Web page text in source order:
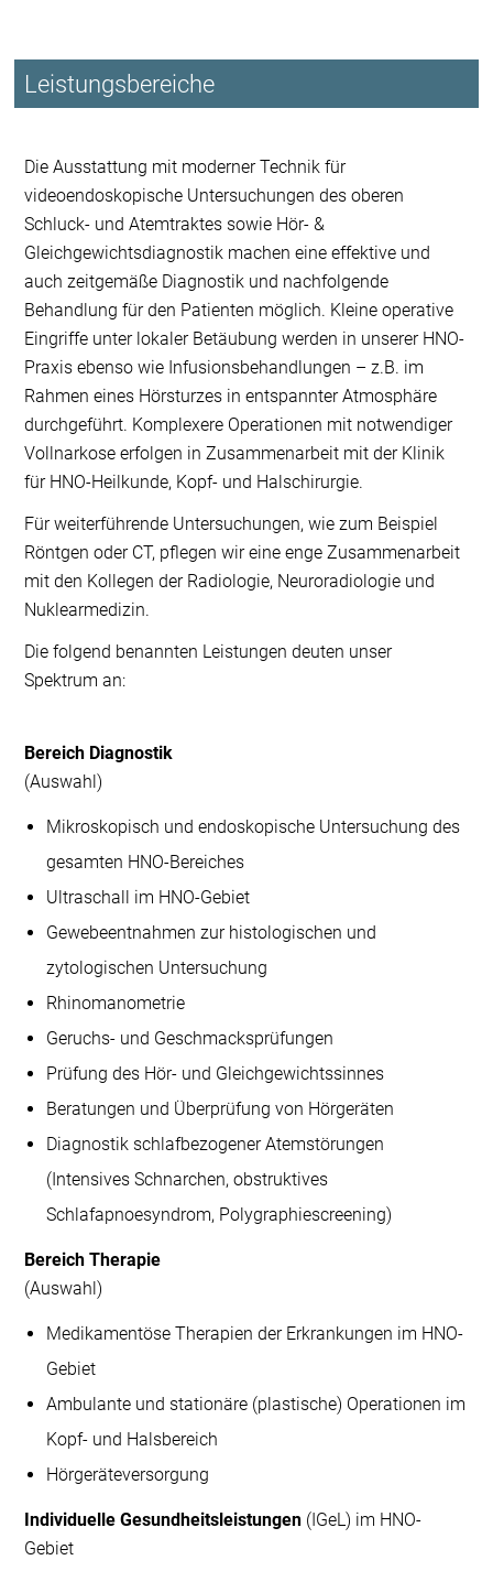
Leistungsbereiche
Die Ausstattung mit moderner Technik für
videoendoskopische Untersuchungen des oberen
Schluck- und Atemtraktes sowie Hör- &
Gleichgewichtsdiagnostik machen eine effektive und
auch zeitgemäße Diagnostik und nachfolgende
Behandlung für den Patienten möglich. Kleine operative
Eingriffe unter lokaler Betäubung werden in unserer HNO-
Praxis ebenso wie Infusionsbehandlungen – z.B. im
Rahmen eines Hörsturzes in entspannter Atmosphäre
durchgeführt. Komplexere Operationen mit notwendiger
Vollnarkose erfolgen in Zusammenarbeit mit der Klinik
für HNO-Heilkunde, Kopf- und Halschirurgie.
Für weiterführende Untersuchungen, wie zum Beispiel
Röntgen oder CT, pflegen wir eine enge Zusammenarbeit
mit den Kollegen der Radiologie, Neuroradiologie und
Nuklearmedizin.
Die folgend benannten Leistungen deuten unser
Spektrum an:
Bereich Diagnostik
(Auswahl)
Mikroskopisch und endoskopische Untersuchung des
gesamten HNO-Bereiches
Ultraschall im HNO-Gebiet
Gewebeentnahmen zur histologischen und
zytologischen Untersuchung
Rhinomanometrie
Geruchs- und Geschmacksprüfungen
Prüfung des Hör- und Gleichgewichtssinnes
Beratungen und Überprüfung von Hörgeräten
Diagnostik schlafbezogener Atemstörungen
(Intensives Schnarchen, obstruktives
Schlafapnoesyndrom, Polygraphiescreening)
Bereich Therapie
(Auswahl)
Medikamentöse Therapien der Erkrankungen im HNO-
Gebiet
Ambulante und stationäre (plastische) Operationen im
Kopf- und Halsbereich
Hörgeräteversorgung
Individuelle Gesundheitsleistungen (IGeL) im HNO-
Gebiet